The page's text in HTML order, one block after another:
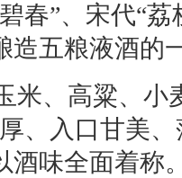
春”、宋代“荔
造五粮液酒的
米、高粱、
、入口甘美
酒味全面着称